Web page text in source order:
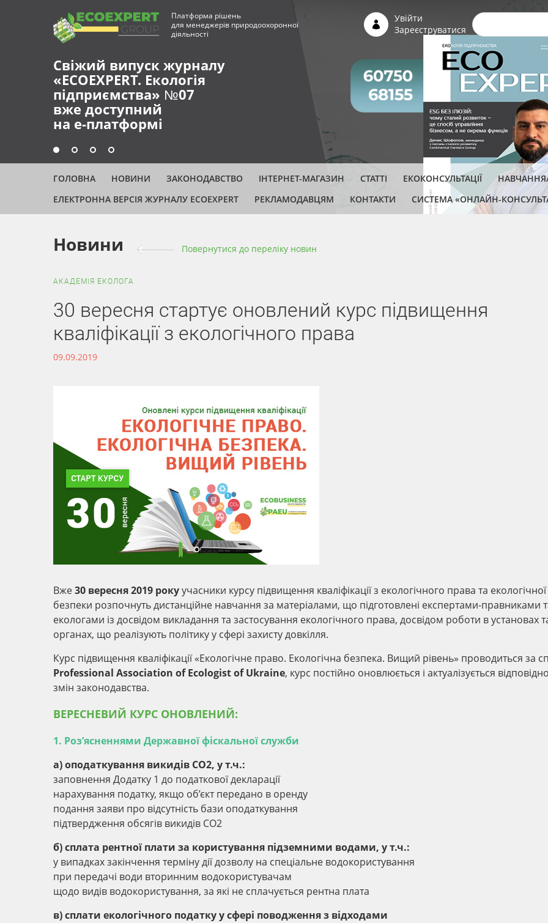
Платформа рішень
для менеджерів природоохоронної
діяльності
Увійти
Зареєструватися
ГОЛОВНА НОВИНИ ЗАКОНОДАВСТВО ІНТЕРНЕТ-МАГАЗИН СТАТТІ ЕКОКОНСУЛЬТАЦІЇ
НАВЧАННЯ/
ЕЛЕКТРОННА ВЕРСІЯ ЖУРНАЛУ ECOEXPERT
РЕКЛАМОДАВЦЯМ КОНТАКТИ СИСТЕМА «ОНЛАЙН-
Новини Повернутися до переліку новин
АКАДЕМІЯ ЕКОЛОГА
30 вересня стартує оновлений курс підвищення
кваліфікації з екологічного права
09.09.2019
Вже30 вересня 2019 рокуучасники курсу підвищення кваліфікації з екологічного права та екологічної
безпеки розпочнуть дистанційне навчання за матеріалами, що підготовлені експертами-правниками
екологами із досвідом викладання та застосування екологічного права, досвідом роботи в установах
органах, що реалізують політику у сфері захисту довкілля.
Курс підвищення кваліфікації «Екологічне право. Екологічна безпека. Вищий рівень» проводиться за
Professional Association of Ecologist of Ukraine, курс постійно оновлюється і актуалізується
змін законодавства.
ВЕРЕСНЕВИЙ КУРС ОНОВЛЕНИЙ:
1. Роз’ясненнями Державної фіскальної служби
a) оподаткування викидів СО2, у т.ч.:
заповнення Додатку 1 до податкової декларації
нарахування податку, якщо об’єкт передано в оренду
подання заяви про відсутність бази оподаткування
підтвердження обсягів викидів СО2
б) сплата рентної плати за користування підземними водами, у т.ч.:
у випадках закінчення терміну дії дозволу на спеціальне водокористування
при передачі води вторинним водокористувачам
щодо видів водокористування, за які не сплачується рентна плата
в) сплати екологічного податку у сфері поводження з відходами